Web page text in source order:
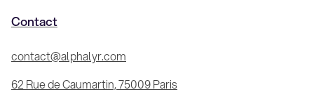
Contact
contact@alphalyr.com
62 Rue de Caumartin, 75009 Paris